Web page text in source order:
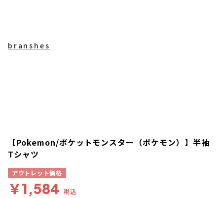
branshes
【Pokemon/ポケットモンスター（ポケモン）】半袖
Tシャツ
アウトレット価格
￥1,584 税込